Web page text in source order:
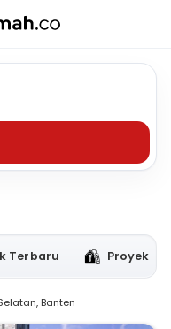
Terbaru Proyek
Banten